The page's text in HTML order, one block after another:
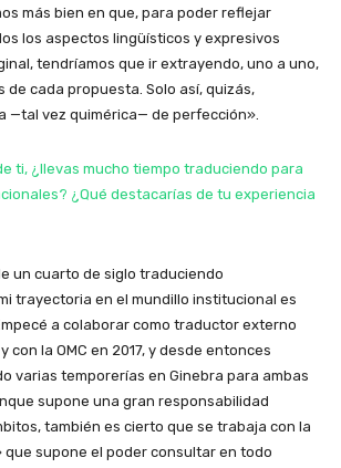
más bien en que, para poder reflejar
los aspectos lingüísticos y expresivos
tendríamos que ir extrayendo, uno a uno,
de cada propuesta. Solo así, quizás,
—tal vez quimérica— de perfección».
ti, ¿llevas mucho tiempo traduciendo para
¿Qué destacarías de tu experiencia
un cuarto de siglo traduciendo
trayectoria en el mundillo institucional es
a colaborar como traductor externo
con la OMC en 2017, y desde entonces
varias temporerías en Ginebra para ambas
supone una gran responsabilidad
también es cierto que se trabaja con la
supone el poder consultar en todo